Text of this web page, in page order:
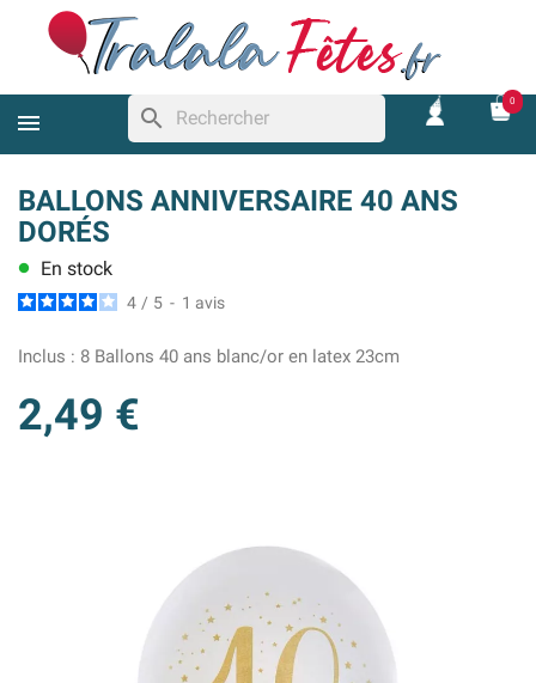
search
0
BALLONS ANNIVERSAIRE 40 ANS
DORÉS
lens En stock
4 / 5 - 1 avis
Inclus : 8 Ballons 40 ans blanc/or en latex 23cm
2,49 €